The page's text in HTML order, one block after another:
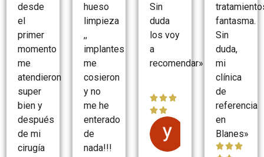
desde
el
primer
momento
me
atendieron
super
bien y
después
de mi
cirugía
hueso
limpieza
,,
implantes
me
cosieron
y no
me he
enterado
de
nada!!!
Sin
duda
los voy
a
recomendar»


Yolanda
Delgado
fantasma.
Sin
duda,
mi
clínica
de
referencia
en
Blanes»
